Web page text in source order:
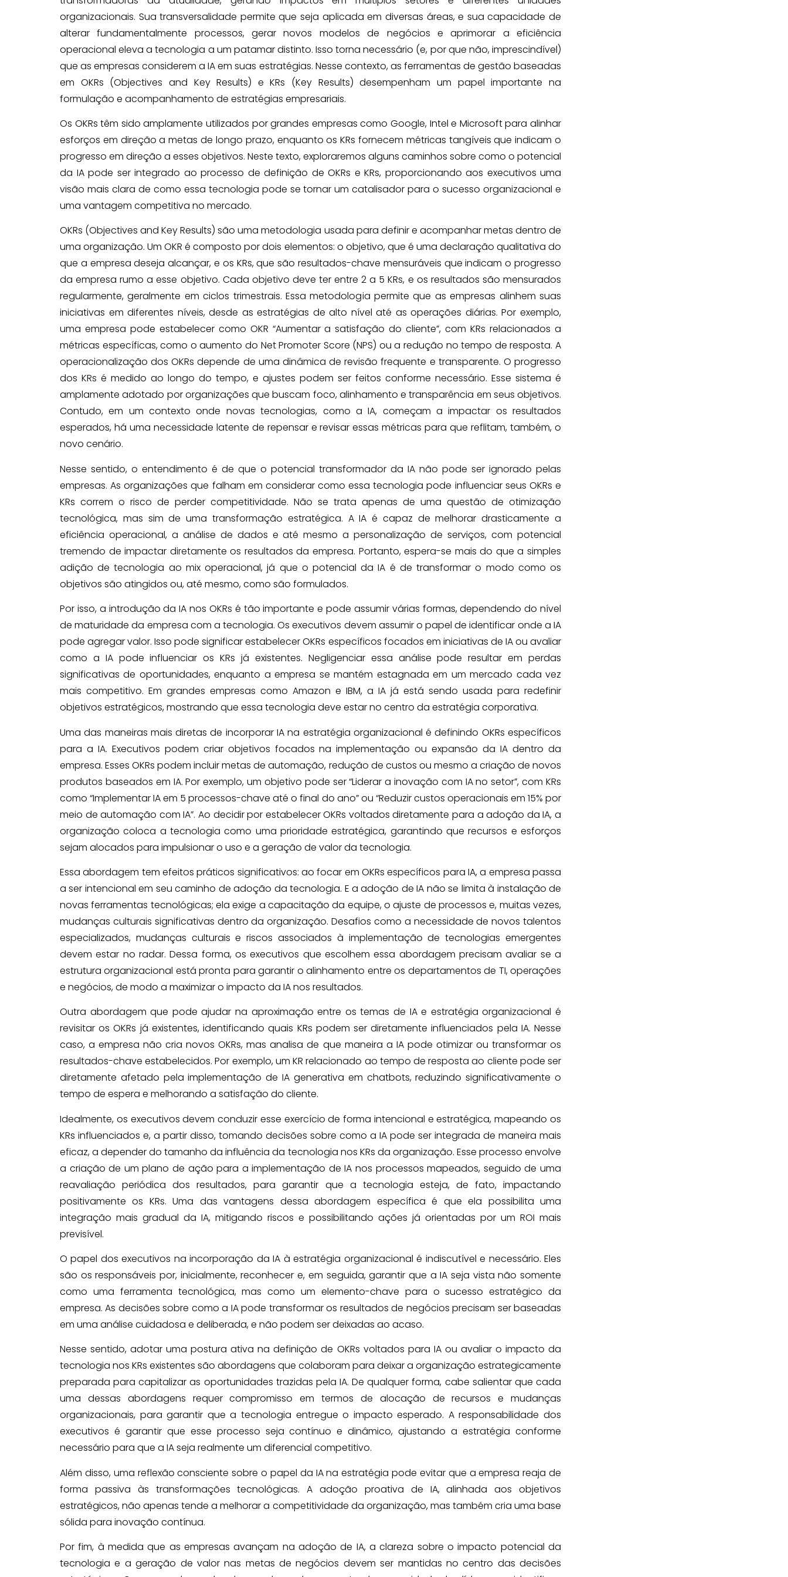
organizacionais. Sua transversalidade permite que seja aplicada em diversas áreas, e sua capacidade de
alterar fundamentalmente processos, gerar novos modelos de negócios e aprimorar a eficiência
operacional eleva a tecnologia a um patamar distinto. Isso torna necessário (e, por que não, imprescindível)
que as empresas considerem a IA em suas estratégias. Nesse contexto, as ferramentas de gestão baseadas
em OKRs (Objectives and Key Results) e KRs (Key Results) desempenham um papel importante na
formulação e acompanhamento de estratégias empresariais.
Os OKRs têm sido amplamente utilizados por grandes empresas como Google, Intel e Microsoft para alinhar
esforços em direção a metas de longo prazo, enquanto os KRs fornecem métricas tangíveis que indicam o
progresso em direção a esses objetivos. Neste texto, exploraremos alguns caminhos sobre como o potencial
da IA pode ser integrado ao processo de definição de OKRs e KRs, proporcionando aos executivos uma
visão mais clara de como essa tecnologia pode se tornar um catalisador para o sucesso organizacional e
uma vantagem competitiva no mercado.
OKRs (Objectives and Key Results) são uma metodologia usada para definir e acompanhar metas dentro de
uma organização. Um OKR é composto por dois elementos: o objetivo, que é uma declaração qualitativa do
que a empresa deseja alcançar, e os KRs, que são resultados-chave mensuráveis que indicam o progresso
da empresa rumo a esse objetivo. Cada objetivo deve ter entre 2 a 5 KRs, e os resultados são mensurados
regularmente, geralmente em ciclos trimestrais. Essa metodologia permite que as empresas alinhem suas
iniciativas em diferentes níveis, desde as estratégias de alto nível até as operações diárias. Por exemplo,
uma empresa pode estabelecer como OKR “Aumentar a satisfação do cliente”, com KRs relacionados a
métricas específicas, como o aumento do Net Promoter Score (NPS) ou a redução no tempo de resposta. A
operacionalização dos OKRs depende de uma dinâmica de revisão frequente e transparente. O progresso
dos KRs é medido ao longo do tempo, e ajustes podem ser feitos conforme necessário. Esse sistema é
amplamente adotado por organizações que buscam foco, alinhamento e transparência em seus objetivos.
Contudo, em um contexto onde novas tecnologias, como a IA, começam a impactar os resultados
esperados, há uma necessidade latente de repensar e revisar essas métricas para que reflitam, também, o
novo cenário.
Nesse sentido, o entendimento é de que o potencial transformador da IA não pode ser ignorado pelas
empresas. As organizações que falham em considerar como essa tecnologia pode influenciar seus OKRs e
KRs correm o risco de perder competitividade. Não se trata apenas de uma questão de otimização
tecnológica, mas sim de uma transformação estratégica. A IA é capaz de melhorar drasticamente a
eficiência operacional, a análise de dados e até mesmo a personalização de serviços, com potencial
tremendo de impactar diretamente os resultados da empresa. Portanto, espera-se mais do que a simples
adição de tecnologia ao mix operacional, já que o potencial da IA é de transformar o modo como os
objetivos são atingidos ou, até mesmo, como são formulados.
Por isso, a introdução da IA nos OKRs é tão importante e pode assumir várias formas, dependendo do nível
de maturidade da empresa com a tecnologia. Os executivos devem assumir o papel de identificar onde a IA
pode agregar valor. Isso pode significar estabelecer OKRs específicos focados em iniciativas de IA ou avaliar
como a IA pode influenciar os KRs já existentes. Negligenciar essa análise pode resultar em perdas
significativas de oportunidades, enquanto a empresa se mantém estagnada em um mercado cada vez
mais competitivo. Em grandes empresas como Amazon e IBM, a IA já está sendo usada para redefinir
objetivos estratégicos, mostrando que essa tecnologia deve estar no centro da estratégia corporativa.
Uma das maneiras mais diretas de incorporar IA na estratégia organizacional é definindo OKRs específicos
para a IA. Executivos podem criar objetivos focados na implementação ou expansão da IA dentro da
empresa. Esses OKRs podem incluir metas de automação, redução de custos ou mesmo a criação de novos
produtos baseados em IA. Por exemplo, um objetivo pode ser “Liderar a inovação com IA no setor”, com KRs
como “Implementar IA em 5 processos-chave até o final do ano” ou “Reduzir custos operacionais em 15% por
meio de automação com IA”. Ao decidir por estabelecer OKRs voltados diretamente para a adoção da IA, a
organização coloca a tecnologia como uma prioridade estratégica, garantindo que recursos e esforços
sejam alocados para impulsionar o uso e a geração de valor da tecnologia.
Essa abordagem tem efeitos práticos significativos: ao focar em OKRs específicos para IA, a empresa passa
a ser intencional em seu caminho de adoção da tecnologia. E a adoção de IA não se limita à instalação de
novas ferramentas tecnológicas; ela exige a capacitação da equipe, o ajuste de processos e, muitas vezes,
mudanças culturais significativas dentro da organização. Desafios como a necessidade de novos talentos
especializados, mudanças culturais e riscos associados à implementação de tecnologias emergentes
devem estar no radar. Dessa forma, os executivos que escolhem essa abordagem precisam avaliar se a
estrutura organizacional está pronta para garantir o alinhamento entre os departamentos de TI, operações
e negócios, de modo a maximizar o impacto da IA nos resultados.
Outra abordagem que pode ajudar na aproximação entre os temas de IA e estratégia organizacional é
revisitar os OKRs já existentes, identificando quais KRs podem ser diretamente influenciados pela IA. Nesse
caso, a empresa não cria novos OKRs, mas analisa de que maneira a IA pode otimizar ou transformar os
resultados-chave estabelecidos. Por exemplo, um KR relacionado ao tempo de resposta ao cliente pode ser
diretamente afetado pela implementação de IA generativa em chatbots, reduzindo significativamente o
tempo de espera e melhorando a satisfação do cliente.
Idealmente, os executivos devem conduzir esse exercício de forma intencional e estratégica, mapeando os
KRs influenciados e, a partir disso, tomando decisões sobre como a IA pode ser integrada de maneira mais
eficaz, a depender do tamanho da influência da tecnologia nos KRs da organização. Esse processo envolve
a criação de um plano de ação para a implementação de IA nos processos mapeados, seguido de uma
reavaliação periódica dos resultados, para garantir que a tecnologia esteja, de fato, impactando
positivamente os KRs. Uma das vantagens dessa abordagem específica é que ela possibilita uma
integração mais gradual da IA, mitigando riscos e possibilitando ações já orientadas por um ROI mais
previsível.
O papel dos executivos na incorporação da IA à estratégia organizacional é indiscutível e necessário. Eles
são os responsáveis por, inicialmente, reconhecer e, em seguida, garantir que a IA seja vista não somente
como uma ferramenta tecnológica, mas como um elemento-chave para o sucesso estratégico da
empresa. As decisões sobre como a IA pode transformar os resultados de negócios precisam ser baseadas
em uma análise cuidadosa e deliberada, e não podem ser deixadas ao acaso.
Nesse sentido, adotar uma postura ativa na definição de OKRs voltados para IA ou avaliar o impacto da
tecnologia nos KRs existentes são abordagens que colaboram para deixar a organização estrategicamente
preparada para capitalizar as oportunidades trazidas pela IA. De qualquer forma, cabe salientar que cada
uma dessas abordagens requer compromisso em termos de alocação de recursos e mudanças
organizacionais, para garantir que a tecnologia entregue o impacto esperado. A responsabilidade dos
executivos é garantir que esse processo seja contínuo e dinâmico, ajustando a estratégia conforme
necessário para que a IA seja realmente um diferencial competitivo.
Além disso, uma reflexão consciente sobre o papel da IA na estratégia pode evitar que a empresa reaja de
forma passiva às transformações tecnológicas. A adoção proativa de IA, alinhada aos objetivos
estratégicos, não apenas tende a melhorar a competitividade da organização, mas também cria uma base
sólida para inovação contínua.
Por fim, à medida que as empresas avançam na adoção de IA, a clareza sobre o impacto potencial da
tecnologia e a geração de valor nas metas de negócios devem ser mantidas no centro das decisões